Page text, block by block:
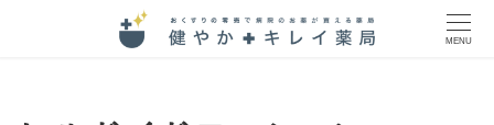
MENU